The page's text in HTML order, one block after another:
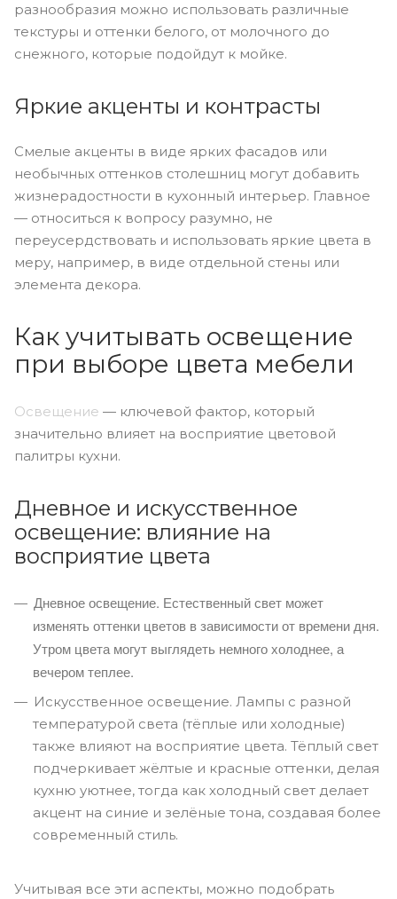
разнообразия можно использовать различные
текстуры и оттенки белого, от молочного до
снежного, которые подойдут к мойке.
Яркие акценты и контрасты
Смелые акценты в виде ярких фасадов или
необычных оттенков столешниц могут добавить
жизнерадостности в кухонный интерьер. Главное
— относиться к вопросу разумно, не
переусердствовать и использовать яркие цвета в
меру, например, в виде отдельной стены или
элемента декора.
Как учитывать освещение
при выборе цвета мебели
Освещение — ключевой фактор, который
значительно влияет на восприятие цветовой
палитры кухни.
Дневное и искусственное
освещение: влияние на
восприятие цвета
Дневное освещение. Естественный свет может
изменять оттенки цветов в зависимости от времени дня.
Утром цвета могут выглядеть немного холоднее, а
вечером теплее.
Искусственное освещение. Лампы с разной
температурой света (тёплые или холодные)
также влияют на восприятие цвета. Тёплый свет
подчеркивает жёлтые и красные оттенки, делая
кухню уютнее, тогда как холодный свет делает
акцент на синие и зелёные тона, создавая более
современный стиль.
Учитывая все эти аспекты, можно подобрать